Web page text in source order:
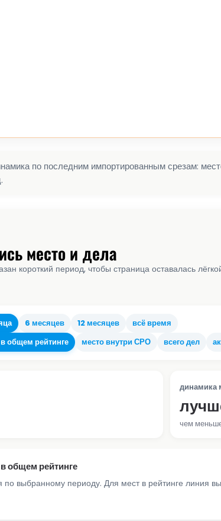
по последним импортированным срезам:
место и дела
короткий период, чтобы страница оставалась
6 месяцев 12 месяцев всё время
общем рейтинге место внутри СРО всего дел
динамика
чем
общем рейтинге
по выбранному периоду. Для мест в рейтинге линия